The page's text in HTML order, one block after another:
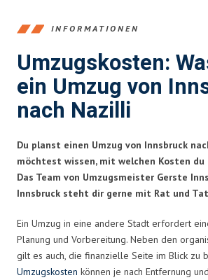
INFORMATIONEN
Umzugskosten:
ein Umzug von
nach Nazilli
Du planst einen Umzug von Innsbruck
möchtest wissen, mit welchen Kosten du
Das Team von Umzugsmeister Gerste
Innsbruck steht dir gerne mit Rat und
Ein Umzug in eine andere Stadt erfordert
Planung und Vorbereitung. Neben den
gilt es auch, die finanzielle Seite im Blick zu
Umzugskosten können je nach Entfernung